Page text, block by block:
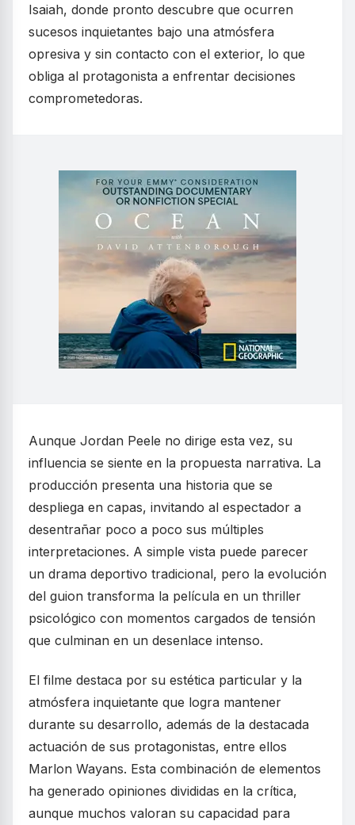
Isaiah, donde pronto descubre que ocurren
sucesos inquietantes bajo una atmósfera
opresiva y sin contacto con el exterior, lo que
obliga al protagonista a enfrentar decisiones
comprometedoras.
Aunque Jordan Peele no dirige esta vez, su
influencia se siente en la propuesta narrativa. La
producción presenta una historia que se
despliega en capas, invitando al espectador a
desentrañar poco a poco sus múltiples
interpretaciones. A simple vista puede parecer
un drama deportivo tradicional, pero la evolución
del guion transforma la película en un thriller
psicológico con momentos cargados de tensión
que culminan en un desenlace intenso.
El filme destaca por su estética particular y la
atmósfera inquietante que logra mantener
durante su desarrollo, además de la destacada
actuación de sus protagonistas, entre ellos
Marlon Wayans. Esta combinación de elementos
ha generado opiniones divididas en la crítica,
aunque muchos valoran su capacidad para